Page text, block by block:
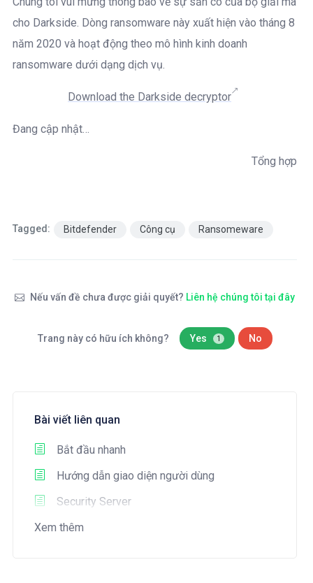
cho Darkside. Dòng ransomware này xuất hiện vào tháng 8
năm 2020 và hoạt động theo mô hình kinh doanh
ransomware dưới dạng dịch vụ.
Download the Darkside decryptor
Đang cập nhật…
Tổng hợp
Tagged: Bitdefender Công cụ Ransomeware
Nếu vấn đề chưa được giải quyết? Liên hệ chúng tôi tại đây
Trang này có hữu ích không? Yes 1 No
Bài viết liên quan
Bắt đầu nhanh
Hướng dẫn giao diện người dùng
Security Server
Xem thêm